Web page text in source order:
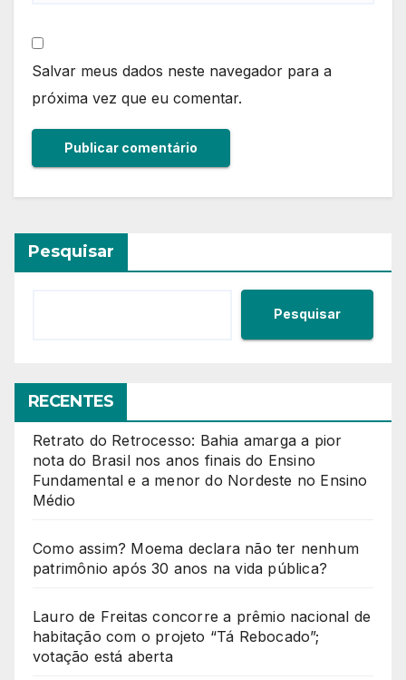
Salvar meus dados neste navegador para a
próxima vez que eu comentar.
Pesquisar
Pesquisar
RECENTES
Retrato do Retrocesso: Bahia amarga a pior
nota do Brasil nos anos finais do Ensino
Fundamental e a menor do Nordeste no Ensino
Médio
Como assim? Moema declara não ter nenhum
patrimônio após 30 anos na vida pública?
Lauro de Freitas concorre a prêmio nacional de
habitação com o projeto “Tá Rebocado”;
votação está aberta